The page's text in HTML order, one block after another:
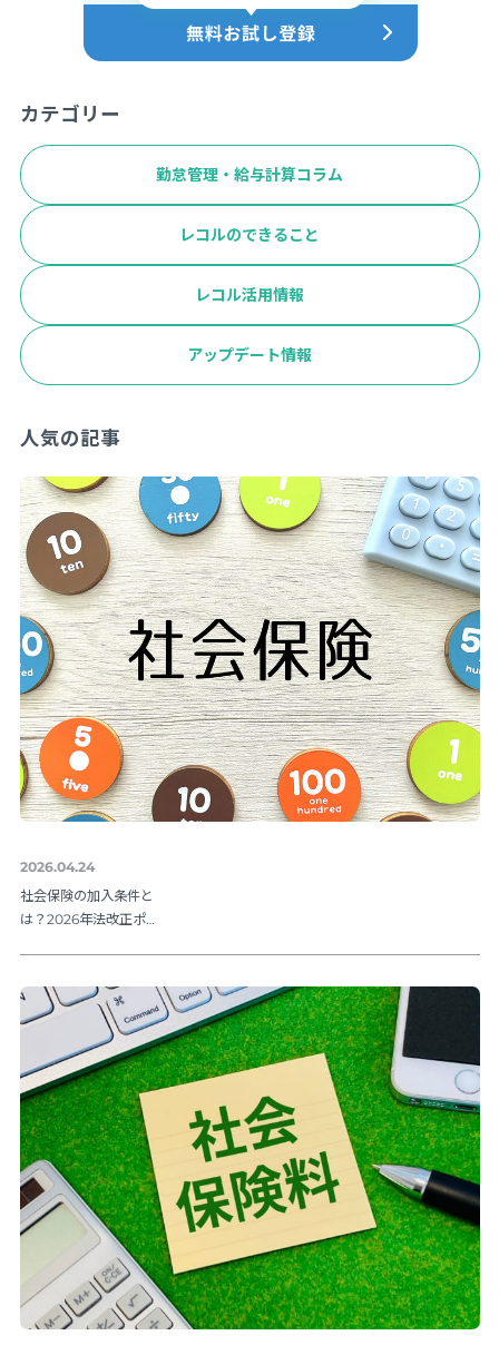
カテゴリー
勤怠管理・給与計算コラム
レコルのできること
レコル活用情報
アップデート情報
人気の記事
2026.04.24
社会保険の加入条件と
は？2026年法改正ポイ